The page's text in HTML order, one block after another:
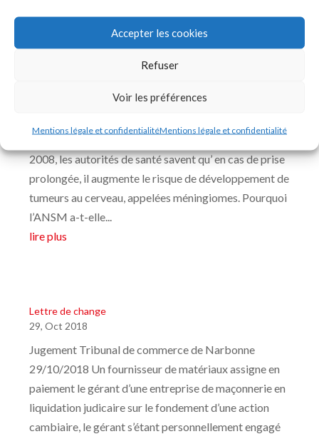
Accepter les cookies
Refuser
Voir les préférences
Mentions légale et confidentialitéMentions légale et confidentialité
2008, les autorités de santé savent qu’ en cas de prise
prolongée, il augmente le risque de développement de
tumeurs au cerveau, appelées méningiomes. Pourquoi
l’ANSM a-t-elle...
lire plus
Lettre de change
29, Oct 2018
Jugement Tribunal de commerce de Narbonne
29/10/2018 Un fournisseur de matériaux assigne en
paiement le gérant d’une entreprise de maçonnerie en
liquidation judicaire sur le fondement d’une action
cambiaire, le gérant s’étant personnellement engagé